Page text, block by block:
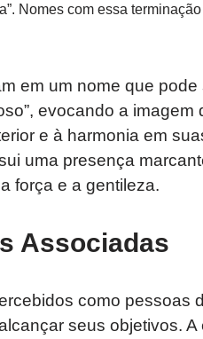
Nomes com essa
em um nome que pode
evocando a imagem
e à harmonia em
uma presença
força e a gentileza.
Associadas
como pessoas
seus objetivos. A